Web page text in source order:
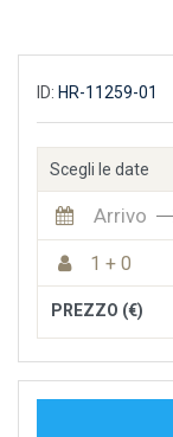
ID: HR-11259-01
Scegli le date
Arrivo
1 + 0
PREZZO (€)